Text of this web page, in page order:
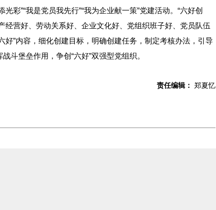
光彩”“我是党员我先行”“我为企业献一策”党建活动。“六好创
经营好、劳动关系好、企业文化好、党组织班子好、党员队伍
好”内容，细化创建目标，明确创建任务，制定考核办法，引导
斗堡垒作用，争创“六好”双强型党组织。
责任编辑： 郑夏忆